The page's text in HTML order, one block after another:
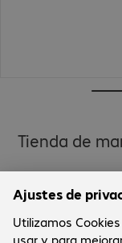
Tienda de